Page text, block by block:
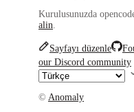
Kurulusunuzda
alin.
Sayfayı düzenle
our Discord community
© Anomaly